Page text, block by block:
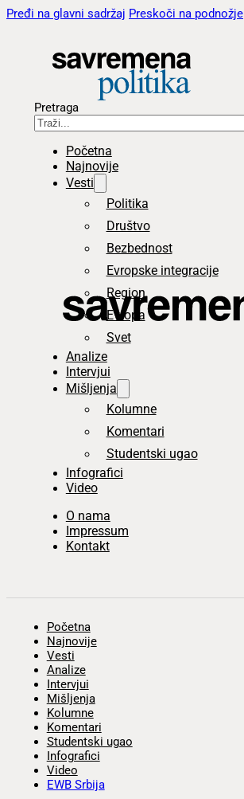
Pređi na glavni sadržaj Preskoči na podnožje
Pretraga
Početna
Najnovije
Vesti
Politika
Društvo
Bezbednost
Evropske integracije
Region
Evropa
Svet
Analize
Intervjui
Mišljenja
Kolumne
Komentari
Studentski ugao
Infografici
Video
O nama
Impressum
Kontakt
Početna
Najnovije
Vesti
Analize
Intervjui
Mišljenja
Kolumne
Komentari
Studentski ugao
Infografici
Video
EWB Srbija